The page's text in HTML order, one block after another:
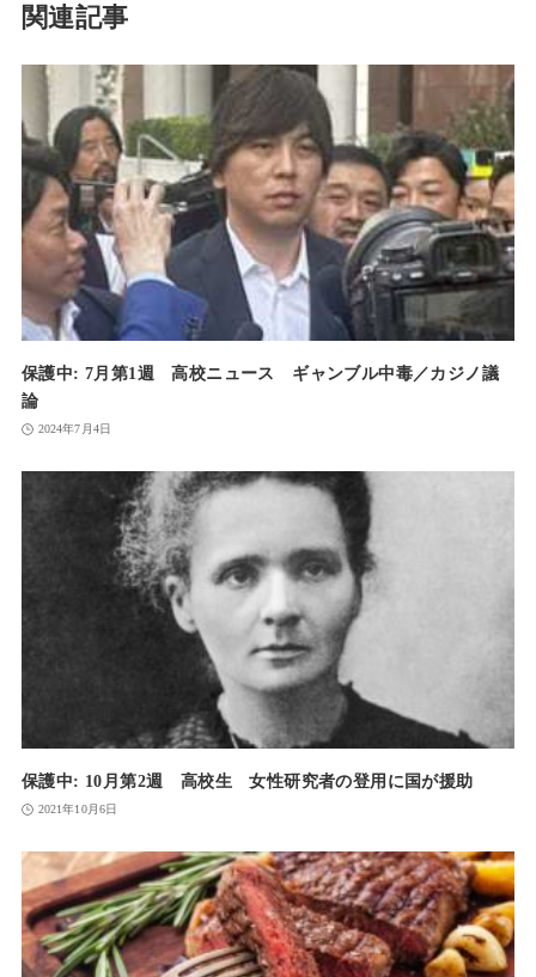
関連記事
保護中: 7月第1週 高校ニュース ギャンブル中毒／カジノ議
論
2024年7月4日
保護中: 10月第2週 高校生 女性研究者の登用に国が援助
2021年10月6日